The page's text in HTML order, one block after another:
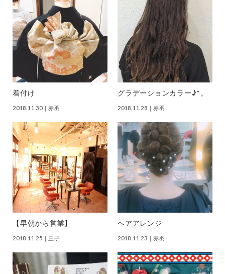
着付け
2018.11.30｜赤羽
グラデーションカラー♪*。
2018.11.28 ｜赤羽
【早朝から営業】
2018.11.25 ｜王子
ヘアアレンジ
2018.11.23 ｜赤羽